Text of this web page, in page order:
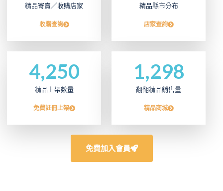
精品寄賣／收購店家
收購查詢
精品縣市分布
店家查詢
精品上架數量
4,250
免費註冊上架
翻翻精品銷售量
1,298
精品商城
免費加入會員